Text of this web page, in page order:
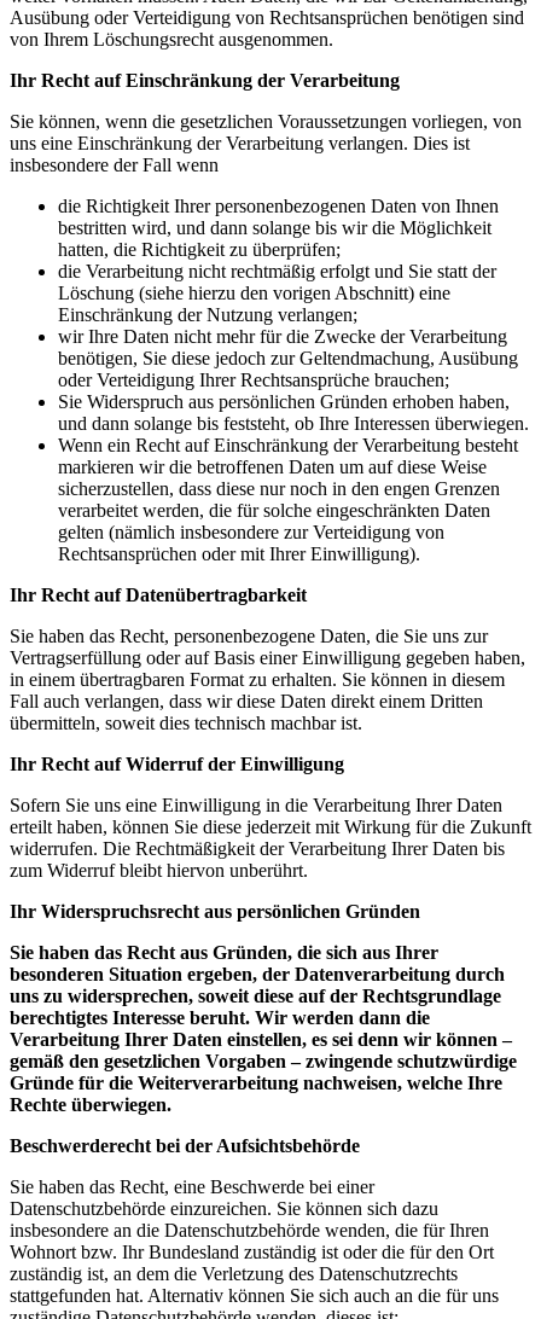
Ausübung oder Verteidigung von Rechtsansprüchen benötigen sind
von Ihrem Löschungsrecht ausgenommen.
Ihr Recht auf Einschränkung der Verarbeitung
Sie können, wenn die gesetzlichen Voraussetzungen vorliegen, von
uns eine Einschränkung der Verarbeitung verlangen. Dies ist
insbesondere der Fall wenn
die Richtigkeit Ihrer personenbezogenen Daten von Ihnen
bestritten wird, und dann solange bis wir die Möglichkeit
hatten, die Richtigkeit zu überprüfen;
die Verarbeitung nicht rechtmäßig erfolgt und Sie statt der
Löschung (siehe hierzu den vorigen Abschnitt) eine
Einschränkung der Nutzung verlangen;
wir Ihre Daten nicht mehr für die Zwecke der Verarbeitung
benötigen, Sie diese jedoch zur Geltendmachung, Ausübung
oder Verteidigung Ihrer Rechtsansprüche brauchen;
Sie Widerspruch aus persönlichen Gründen erhoben haben,
und dann solange bis feststeht, ob Ihre Interessen überwiegen.
Wenn ein Recht auf Einschränkung der Verarbeitung besteht
markieren wir die betroffenen Daten um auf diese Weise
sicherzustellen, dass diese nur noch in den engen Grenzen
verarbeitet werden, die für solche eingeschränkten Daten
gelten (nämlich insbesondere zur Verteidigung von
Rechtsansprüchen oder mit Ihrer Einwilligung).
Ihr Recht auf Datenübertragbarkeit
Sie haben das Recht, personenbezogene Daten, die Sie uns zur
Vertragserfüllung oder auf Basis einer Einwilligung gegeben haben,
in einem übertragbaren Format zu erhalten. Sie können in diesem
Fall auch verlangen, dass wir diese Daten direkt einem Dritten
übermitteln, soweit dies technisch machbar ist.
Ihr Recht auf Widerruf der Einwilligung
Sofern Sie uns eine Einwilligung in die Verarbeitung Ihrer Daten
erteilt haben, können Sie diese jederzeit mit Wirkung für die Zukunft
widerrufen. Die Rechtmäßigkeit der Verarbeitung Ihrer Daten bis
zum Widerruf bleibt hiervon unberührt.
Ihr Widerspruchsrecht aus persönlichen Gründen
Sie haben das Recht aus Gründen, die sich aus Ihrer
besonderen Situation ergeben, der Datenverarbeitung durch
uns zu widersprechen, soweit diese auf der Rechtsgrundlage
berechtigtes Interesse beruht. Wir werden dann die
Verarbeitung Ihrer Daten einstellen, es sei denn wir können –
gemäß den gesetzlichen Vorgaben – zwingende schutzwürdige
Gründe für die Weiterverarbeitung nachweisen, welche Ihre
Rechte überwiegen.
Beschwerderecht bei der Aufsichtsbehörde
Sie haben das Recht, eine Beschwerde bei einer
Datenschutzbehörde einzureichen. Sie können sich dazu
insbesondere an die Datenschutzbehörde wenden, die für Ihren
Wohnort bzw. Ihr Bundesland zuständig ist oder die für den Ort
zuständig ist, an dem die Verletzung des Datenschutzrechts
stattgefunden hat. Alternativ können Sie sich auch an die für uns